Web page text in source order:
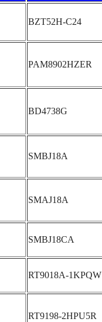
BZT52H-C24
PAM8902HZER
BD4738G
SMBJ18A
SMAJ18A
SMBJ18CA
RT9018A-1KPQW
RT9198-2HPU5R